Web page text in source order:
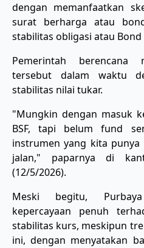
dengan memanfaatkan
surat berharga atau
stabilitas obligasi atau Bond
​Pemerintah berencana
tersebut dalam waktu
stabilitas nilai tukar.
"Mungkin dengan masuk
BSF, tapi belum fund
instrumen yang kita
jalan," paparnya di
(12/5/2026).
Meski begitu,
kepercayaan penuh
stabilitas kurs, meskipun
ini, dengan menyatakan